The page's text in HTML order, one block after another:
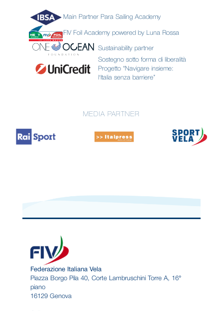
Main Partner Para Sailing Academy
FIV Foil Academy powered by Luna Rossa
Sustainability partner
Sostegno sotto forma di liberalità
Progetto “Navigare insieme:
l'Italia senza barriere”
MEDIA PARTNER
Federazione Italiana Vela
Piazza Borgo Pila 40, Corte Lambruschini Torre A, 16°
piano
16129 Genova